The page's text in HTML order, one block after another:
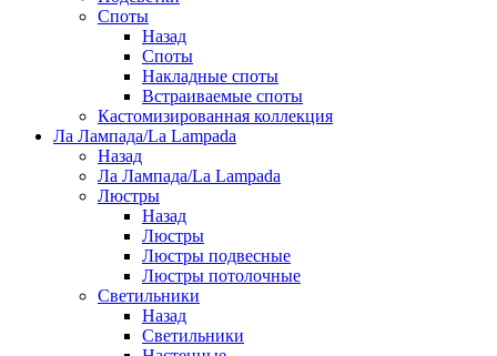
Споты
Назад
Споты
Накладные споты
Встраиваемые споты
Кастомизированная коллекция
Ла Лампада/La Lampada
Назад
Ла Лампада/La Lampada
Люстры
Назад
Люстры
Люстры подвесные
Люстры потолочные
Светильники
Назад
Светильники